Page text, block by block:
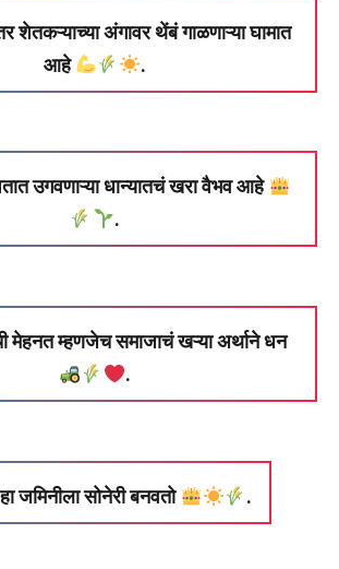
शेतकऱ्याच्या अंगावर थेंबं गाळणाऱ्या घामात
आहे
.
उगवणाऱ्या धान्यातचं खरा वैभव आहे
.
मेहनत म्हणजेच समाजाचं खऱ्या अर्थाने धन
.
जमिनीला सोनेरी बनवतो .